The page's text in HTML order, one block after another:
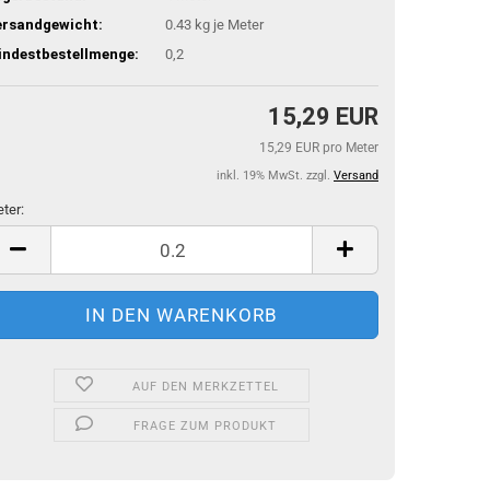
0.43 kg je Meter
0,2
15,29 EUR
15,29 EUR pro Meter
inkl. 19% MwSt. zzgl. Versand
AUF DEN MERKZETTEL
FRAGE ZUM PRODUKT